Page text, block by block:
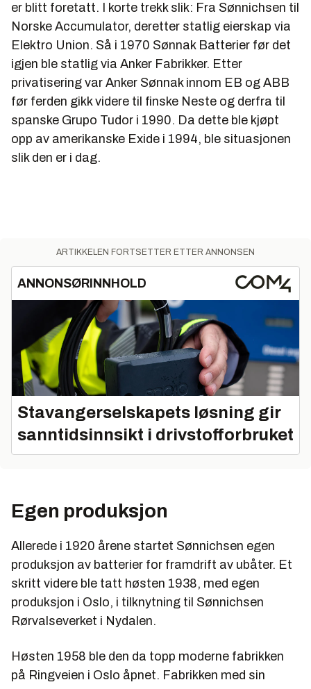
er blitt foretatt. I korte trekk slik: Fra Sønnichsen til
Norske Accumulator, deretter statlig eierskap via
Elektro Union. Så i 1970 Sønnak Batterier før det
igjen ble statlig via Anker Fabrikker. Etter
privatisering var Anker Sønnak innom EB og ABB
før ferden gikk videre til finske Neste og derfra til
spanske Grupo Tudor i 1990. Da dette ble kjøpt
opp av amerikanske Exide i 1994, ble situasjonen
slik den er i dag.
ARTIKKELEN FORTSETTER ETTER ANNONSEN
ANNONSØRINNHOLD
Stavangerselskapets løsning gir
sanntidsinnsikt i drivstofforbruket
Egen produksjon
Allerede i 1920 årene startet Sønnichsen egen
produksjon av batterier for framdrift av ubåter. Et
skritt videre ble tatt høsten 1938, med egen
produksjon i Oslo, i tilknytning til Sønnichsen
Rørvalseverket i Nydalen.
Høsten 1958 ble den da topp moderne fabrikken
på Ringveien i Oslo åpnet. Fabrikken med sin